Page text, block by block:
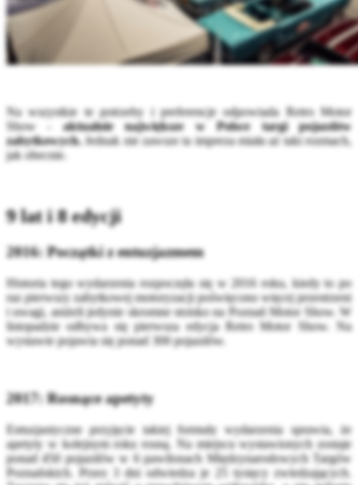
Na wszystkie te potrzeby i preferencje odpowiada Retro Motor
Show -aktualnie największe w Polsce targi pojazdów
zabytkowych. Jednak nie zawsze ta impreza miała aż taki rozmach,
jak obecnie.
9 lat i 8 edycji
2016: Początki z entuzjazmem
Historia tego wydarzenia rozpoczęła się w 2016 roku, kiedy to po
raz pierwszy zabytkowej motoryzacji poświęcono więcej przestrzeni
i uwagi, aniżeli jedynie skromne stoisko na Poznań Motor Show. W
listopadzie odbywa się pierwsza edycja Retro Motor Show. Na
wystawie pojawia się ponad 300 pojazdów.
2017: Rosnące apetyty
Entuzjastyczne przyjęcie takiej formuły wydarzenia sprawia, że
apetyty w kolejnym roku rosną. Na miejscu wystawionych zostaje
ponad 450 pojazdów w 6 pawilonach Międzynarodowych Targów
Poznańskich. Przez 3 dni odwiedza je 25 tysięcy zwiedzających.